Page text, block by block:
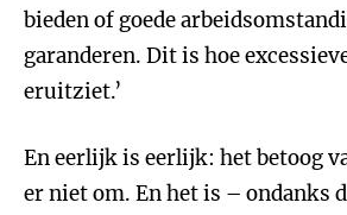
bieden of goede
garanderen. Dit is hoe
eruitziet.’
En eerlijk is eerlijk: het betoog
er niet om. En het is – ondanks